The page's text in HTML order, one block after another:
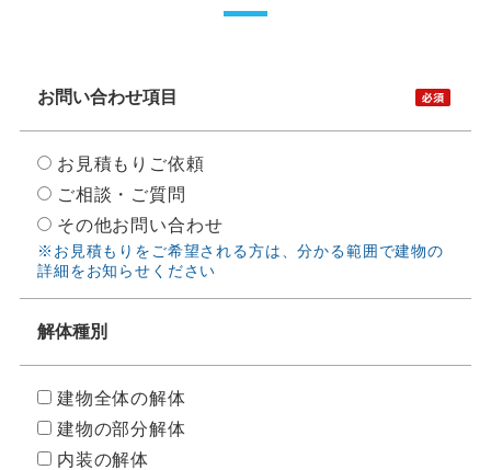
お問い合わせ項目
お見積もりご依頼
ご相談・ご質問
その他お問い合わせ
※お見積もりをご希望される方は、分かる範囲で建物の
詳細をお知らせください
解体種別
建物全体の解体
建物の部分解体
内装の解体